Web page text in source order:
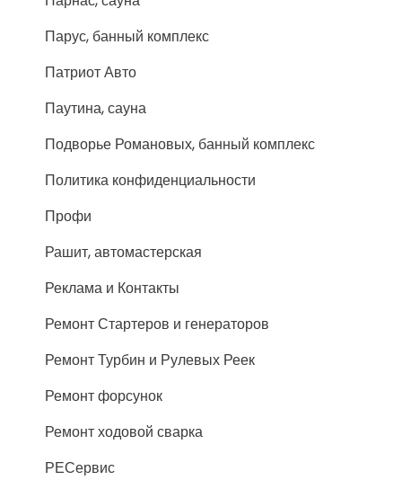
Парус, банный комплекс
Патриот Авто
Паутина, сауна
Подворье Романовых, банный комплекс
Политика конфиденциальности
Профи
Рашит, автомастерская
Реклама и Контакты
Ремонт Стартеров и генераторов
Ремонт Турбин и Рулевых Реек
Ремонт форсунок
Ремонт ходовой сварка
РЕСервис